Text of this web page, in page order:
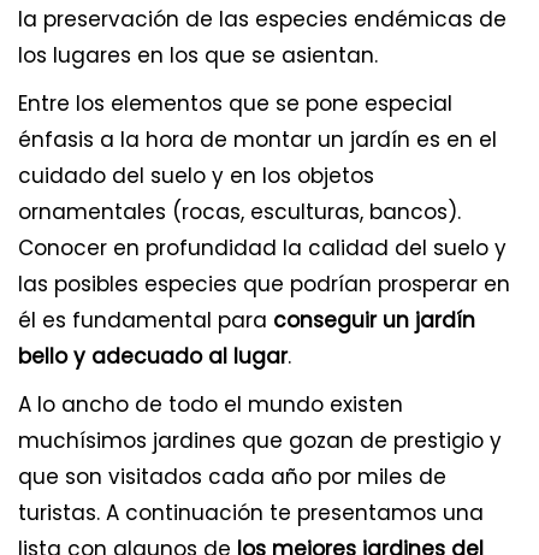
la preservación de las especies endémicas de
los lugares en los que se asientan.
Entre los elementos que se pone especial
énfasis a la hora de montar un jardín es en el
cuidado del suelo y en los objetos
ornamentales (rocas, esculturas, bancos).
Conocer en profundidad la calidad del suelo y
las posibles especies que podrían prosperar en
él es fundamental para conseguir un jardín
bello y adecuado al lugar.
A lo ancho de todo el mundo existen
muchísimos jardines que gozan de prestigio y
que son visitados cada año por miles de
turistas. A continuación te presentamos una
lista con algunos de los mejores jardines del